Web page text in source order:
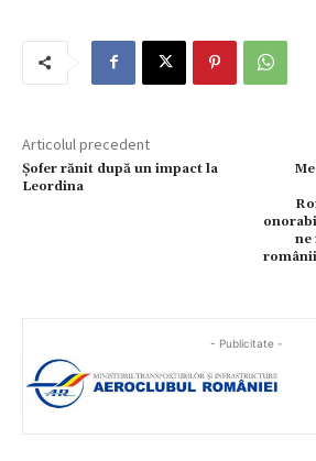
Articolul precedent
Șofer rănit după un impact la
Leordina
ne
- Publicitate -